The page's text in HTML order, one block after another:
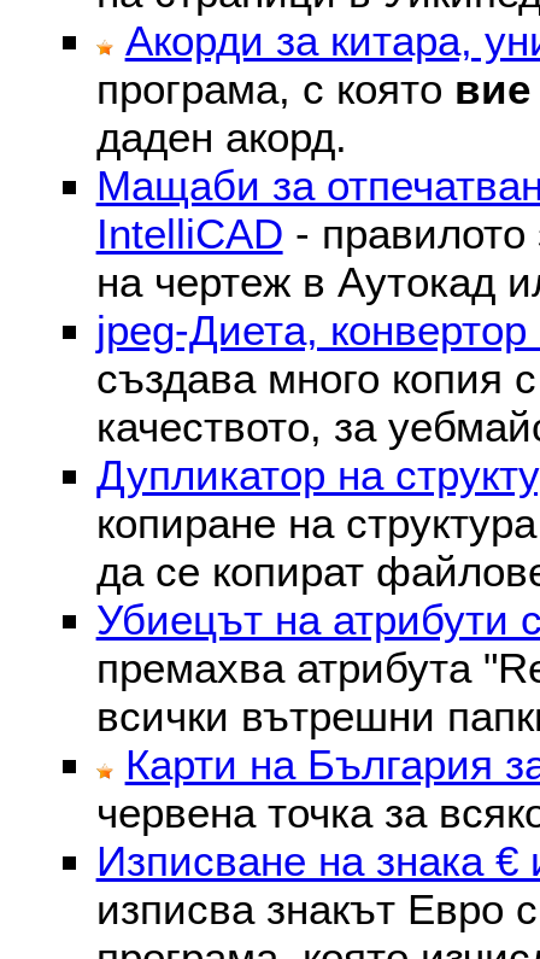
Акорди за китара,
програма, с която вие
даден акорд.
Мащаби за
IntelliCAD -
на чертеж в Аутокад
jpeg-Диета,
създава много копия
качеството, за
Дупликатор на
копиране на
да се копират
Убиецът на атрибути
премахва атрибутa
всички вътрешни
Карти на България
червена точка за
Изписване на знака €
изписва знакът Евро